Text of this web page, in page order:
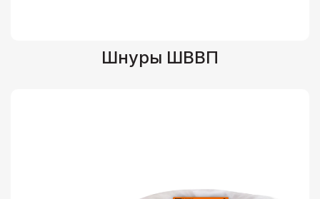
Шнуры ШВВП